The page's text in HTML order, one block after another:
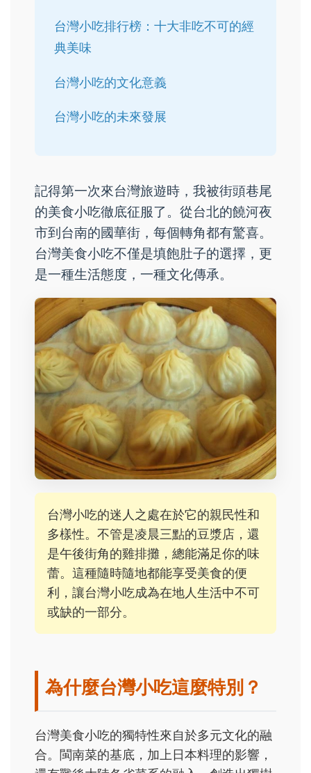
台灣小吃排行榜：十大非吃不可的經
典美味
台灣小吃的文化意義
台灣小吃的未來發展
記得第一次來台灣旅遊時，我被街頭巷尾
的美食小吃徹底征服了。從台北的饒河夜
市到台南的國華街，每個轉角都有驚喜。
台灣美食小吃不僅是填飽肚子的選擇，更
是一種生活態度，一種文化傳承。
台灣小吃的迷人之處在於它的親民性和
多樣性。不管是凌晨三點的豆漿店，還
是午後街角的雞排攤，總能滿足你的味
蕾。這種隨時隨地都能享受美食的便
利，讓台灣小吃成為在地人生活中不可
或缺的一部分。
為什麼台灣小吃這麼特別？
台灣美食小吃的獨特性來自於多元文化的融
合。閩南菜的基底，加上日本料理的影響，